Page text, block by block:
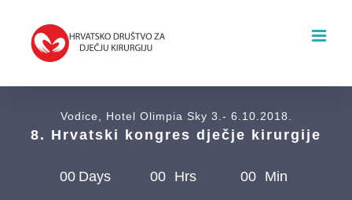
content
Vodice, Hotel Olimpia Sky 3.- 6.10.2018.
8. Hrvatski kongres dječje kirurgije
00 Days 00 Hrs 00 Min